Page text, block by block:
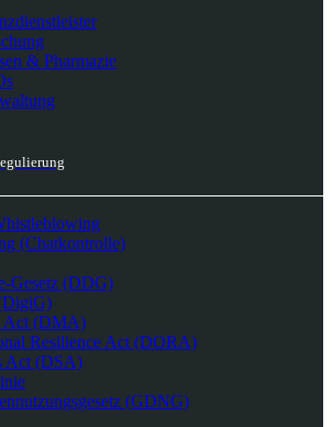
& Pharmazie
(Chatkontrolle)
Gesetz (DDG)
Act (DMA)
Resilience Act (DORA)
Act (DSA)
(GDNG)